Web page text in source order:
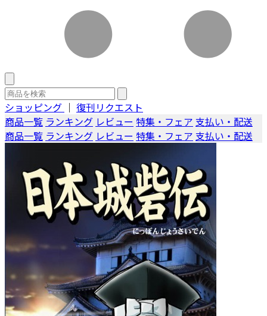
ショッピング ｜ 復刊リクエスト
商品一覧 ランキング レビュー 特集・フェア 支払い・配送
商品一覧 ランキング レビュー 特集・フェア 支払い・配送